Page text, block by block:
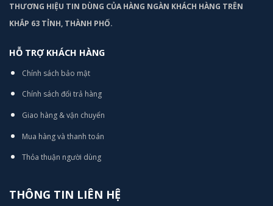
THƯƠNG HIỆU TIN DÙNG CỦA HÀNG NGÀN KHÁCH HÀNG TRÊN
KHẮP 63 TỈNH, THÀNH PHỐ.
HỖ TRỢ KHÁCH HÀNG
Chính sách bảo mật
Chính sách đổi trả hàng
Giao hàng & vận chuyển
Mua hàng và thanh toán
Thỏa thuận người dùng
THÔNG TIN LIÊN HỆ